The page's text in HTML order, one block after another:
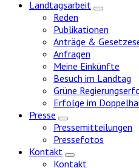
Landtagsarbeit
Zeige
Reden
Publikationen
Anträge &
Anfragen
Meine Einkünfte
Besuch im Landtag
Grüne
Erfolge im
Presse
Zeige
Untermenü
Pressemitteilungen
Pressefotos
Kontakt
Zeige
Kontakt